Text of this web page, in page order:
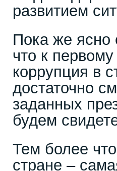
развитием
Пока же ясно
что к
коррупция в
достаточно
заданных
будем
Тем более
стране –